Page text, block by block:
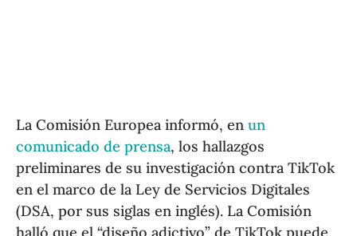
La Comisión Europea informó, enun
comunicado de prensa, los hallazgos
preliminares de su investigación contra TikTok
en el marco de la Ley de Servicios Digitales
(DSA, por sus siglas en inglés). La Comisión
halló que el “diseño adictivo” de TikTok puede